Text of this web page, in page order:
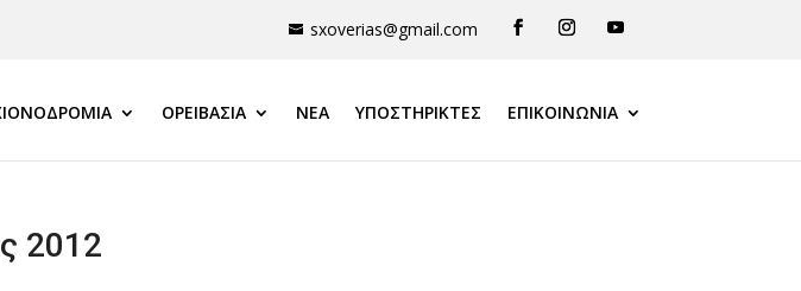
sxoverias@gmail.com
ΟΡΕΙΒΑΣΊΑ ΝΕΑ ΥΠΟΣΤΗΡΙΚΤΈΣ ΕΠΙΚΟΙΝΩΝΙΑ
2012